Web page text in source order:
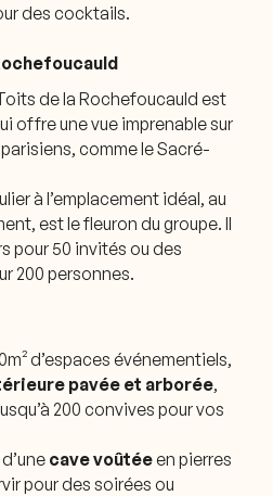
des cocktails.
de la Rochefoucauld est
offre une vue imprenable sur
comme le Sacré-
à l’emplacement idéal, au
est le fleuron du groupe. Il
pour 50 invités ou des
200 personnes.
d’espaces événementiels,
pavée et arborée,
200 convives pour vos
cave voûtéeen pierres
pour des soirées ou